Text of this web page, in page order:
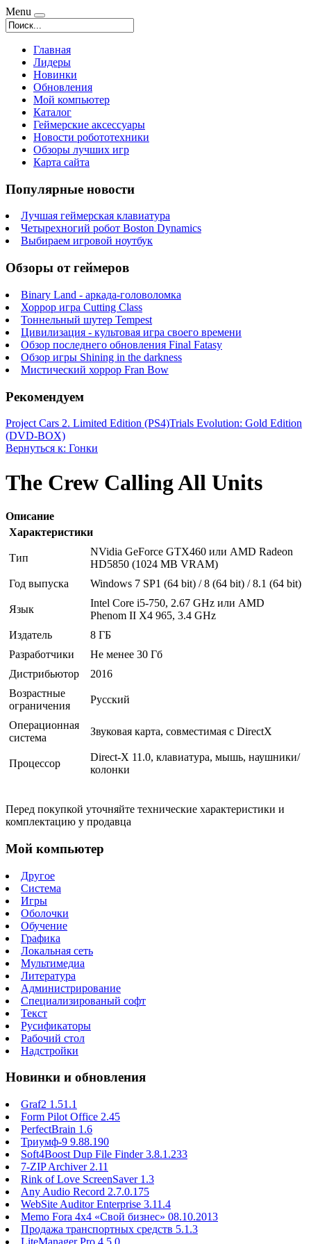
Menu
Главная
Лидеры
Новинки
Обновления
Мой компьютер
Каталог
Геймерские аксессуары
Новости робототехники
Обзоры лучших игр
Карта сайта
Популярные новости
Лучшая геймерская клавиатура
Четырехногий робот Boston Dynamics
Выбираем игровой ноутбук
Обзоры от геймеров
Binary Land - аркада-головоломка
Хоррор игра Cutting Class
Тоннельный шутер Tempest
Цивилизация - культовая игра своего времени
Обзор последнего обновления Final Fatasy
Обзор игры Shining in the darkness
Мистический хоррор Fran Bow
Рекомендуем
Project Cars 2. Limited Edition (PS4)Trials Evolution: Gold Edition
(DVD-BOX)
Вернуться к: Гонки
The Crew Calling All Units
Описание
Характеристики
Тип
NVidia GeForce GTX460 или AMD Radeon
HD5850 (1024 MB VRAM)
Год выпуска
Windows 7 SP1 (64 bit) / 8 (64 bit) / 8.1 (64 bit)
Язык
Intel Core i5-750, 2.67 GHz или AMD
Phenom II X4 965, 3.4 GHz
Издатель
8 ГБ
Разработчики
Не менее 30 Гб
Дистрибьютор
2016
Возрастные
ограничения
Русский
Операционная
система
Звуковая карта, совместимая c DirectX
Процессор
Direct-X 11.0, клавиатура, мышь, наушники/
колонки
Перед покупкой уточняйте технические характеристики и
комплектацию у продавца
Мой компьютер
Другое
Система
Игры
Оболочки
Обучение
Графика
Локальная сеть
Мультимедиа
Литература
Администрирование
Специализированый софт
Текст
Русификаторы
Рабочий стол
Надстройки
Новинки и обновления
Graf2 1.51.1
Form Pilot Office 2.45
PerfectBrain 1.6
Триумф-9 9.88.190
Soft4Boost Dup File Finder 3.8.1.233
7-ZIP Archiver 2.11
Rink of Love ScreenSaver 1.3
Any Audio Record 2.7.0.175
WebSite Auditor Enterprise 3.11.4
Memo Fora 4x4 «Свой бизнес» 08.10.2013
Продажа транспортных средств 5.1.3
LiteManager Pro 4.5.0